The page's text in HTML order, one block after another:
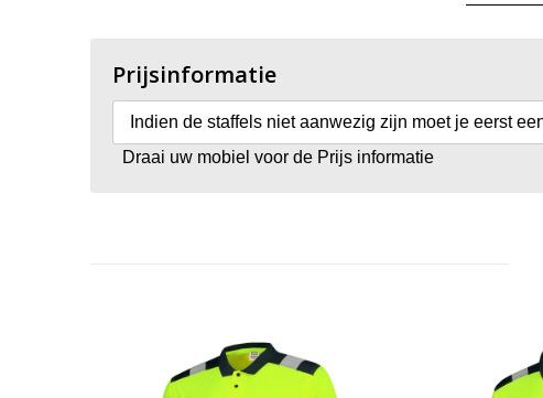
Prijsinformatie
Indien de staffels niet aanwezig zijn moet je eerst
Draai uw mobiel voor de Prijs informatie